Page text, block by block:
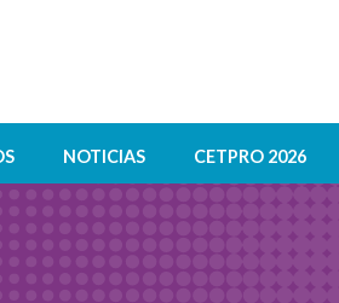
NOTICIAS CETPRO 2026